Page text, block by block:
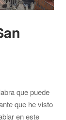
que puede
que he visto
en este